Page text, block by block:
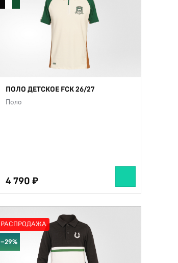
ПОЛО ДЕТСКОЕ FCK 26/27
Поло
4 790
РАСПРОДАЖА
−29%